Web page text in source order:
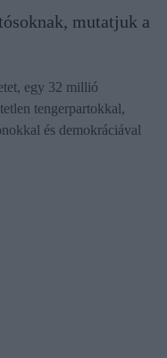
mutatjuk a
egy 32 millió
tengerpartokkal,
és demokráciával